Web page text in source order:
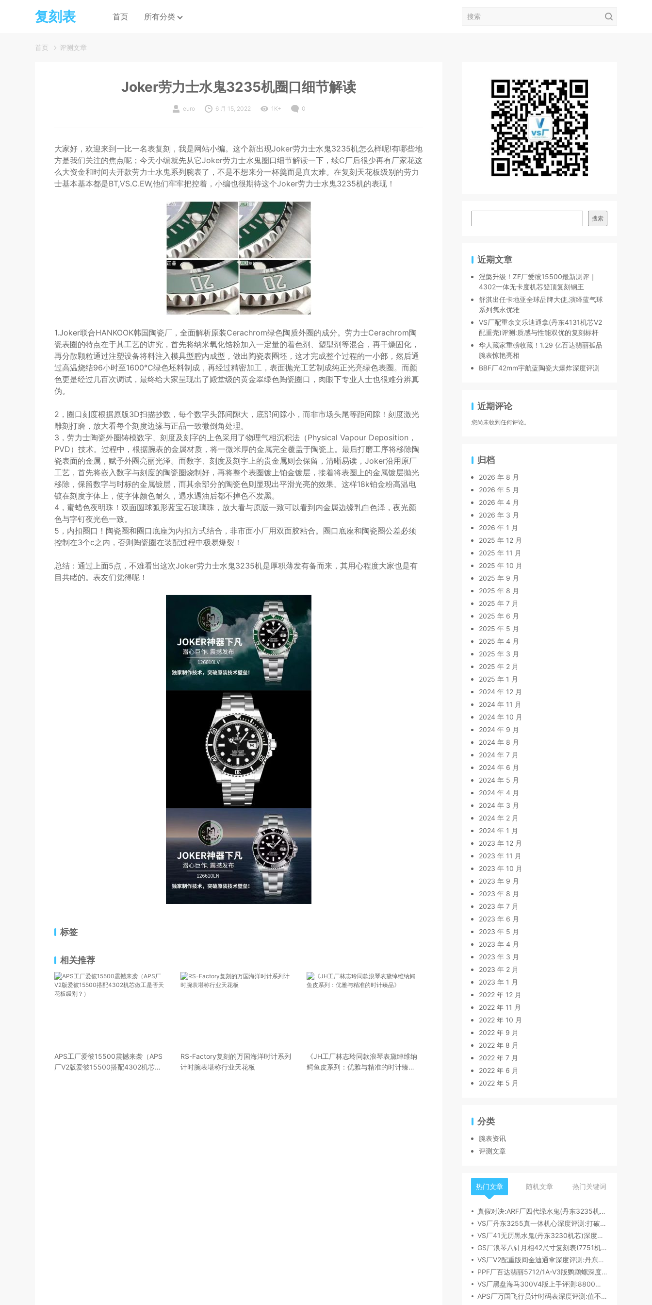
复刻表 首页 所有分类
首页 评测文章
Joker劳力士水鬼3235机圈口细节解读
euro 6 月 15, 2022 1K+ 0
大家好，欢迎来到一比一名表复刻，我是网站小编。这个新出现Joker劳力士水鬼3235机怎么样呢!有哪些地
方是我们关注的焦点呢；今天小编就先从它Joker劳力士水鬼圈口细节解读一下，续C厂后很少再有厂家花这
么大资金和时间去开款劳力士水鬼系列腕表了，不是不想来分一杯羹而是真太难。在复刻天花板级别的劳力
士基本基本都是BT,VS.C.EW,他们牢牢把控着，小编也很期待这个Joker劳力士水鬼3235机的表现！
1.Joker联合HANKOOK韩国陶瓷厂，全面解析原装Cerachrom绿色陶质外圈的成分。劳力士Cerachrom陶
瓷表圈的特点在于其工艺的讲究，首先将纳米氧化锆粉加入一定量的着色剂、塑型剂等混合，再干燥固化，
再分散颗粒通过注塑设备将料注入模具型腔内成型，做出陶瓷表圈坯，这才完成整个过程的一小部，然后通
过高温烧结96小时至1600℃绿色坯料制成，再经过精密加工，表面抛光工艺制成纯正光亮绿色表圈。而颜
色更是经过几百次调试，最终给大家呈现出了殿堂级的黄金翠绿色陶瓷圈口，肉眼下专业人士也很难分辨真
伪。
2，圈口刻度根据原版3D扫描抄数，每个数字头部间隙大，底部间隙小，而非市场头尾等距间隙！刻度激光
雕刻打磨，放大看每个刻度边缘与正品一致微倒角处理。
3，劳力士陶瓷外圈铸模数字、刻度及刻字的上色采用了物理气相沉积法（Physical Vapour Deposition，
PVD）技术。过程中，根据腕表的金属材质，将一微米厚的金属完全覆盖于陶瓷上。最后打磨工序将移除陶
瓷表面的金属，赋予外圈亮丽光泽。而数字、刻度及刻字上的贵金属则会保留，清晰易读，Joker沿用原厂
工艺，首先将嵌入数字与刻度的陶瓷圈烧制好，再将整个表圈镀上铂金镀层，接着将表圈上的金属镀层抛光
移除，保留数字与时标的金属镀层，而其余部分的陶瓷色则显现出平滑光亮的效果。这样18k铂金粉高温电
镀在刻度字体上，使字体颜色耐久，遇水遇油后都不掉色不发黑。
4，蜜蜡色夜明珠！双面圆球弧形蓝宝石玻璃珠，放大看与原版一致可以看到内金属边缘乳白色泽，夜光颜
色与字钉夜光色一致。
5，内扣圈口！陶瓷圈和圈口底座为内扣方式结合，非市面小厂用双面胶粘合。圈口底座和陶瓷圈公差必须
控制在3个c之内，否则陶瓷圈在装配过程中极易爆裂！
总结：通过上面5点，不难看出这次Joker劳力士水鬼3235机是厚积薄发有备而来，其用心程度大家也是有
目共睹的。表友们觉得呢！
标签
相关推荐
APS工厂爱彼15500震撼来袭（APS
厂V2版爱彼15500搭配4302机芯做
RS-Factory复刻的万国海洋时计系列
计时腕表堪称行业天花板
《JH工厂林志玲同款浪琴表黛绰维纳
鳄鱼皮系列：优雅与精准的时计臻
搜索
近期文章
涅槃升级！ZF厂爱彼15500最新测评｜
4302一体无卡度机芯登顶复刻钢王
舒淇出任卡地亚全球品牌大使,演绎蓝气球
系列隽永优雅
VS厂配重余文乐迪通拿(丹东4131机芯V2
配重壳)评测:质感与性能双优的复刻标杆
华人藏家重磅收藏！1.29 亿百达翡丽孤品
腕表惊艳亮相
BBF厂42mm宇航蓝陶瓷大爆炸深度评测
近期评论
您尚未收到任何评论。
归档
2026 年 8 月
2026 年 5 月
2026 年 4 月
2026 年 3 月
2026 年 1 月
2025 年 12 月
2025 年 11 月
2025 年 10 月
2025 年 9 月
2025 年 8 月
2025 年 7 月
2025 年 6 月
2025 年 5 月
2025 年 4 月
2025 年 3 月
2025 年 2 月
2025 年 1 月
2024 年 12 月
2024 年 11 月
2024 年 10 月
2024 年 9 月
2024 年 8 月
2024 年 7 月
2024 年 6 月
2024 年 5 月
2024 年 4 月
2024 年 3 月
2024 年 2 月
2024 年 1 月
2023 年 12 月
2023 年 11 月
2023 年 10 月
2023 年 9 月
2023 年 8 月
2023 年 7 月
2023 年 6 月
2023 年 5 月
2023 年 4 月
2023 年 3 月
2023 年 2 月
2023 年 1 月
2022 年 12 月
2022 年 11 月
2022 年 10 月
2022 年 9 月
2022 年 8 月
2022 年 7 月
2022 年 6 月
2022 年 5 月
分类
腕表资讯
评测文章
热门文章 随机文章 热门关键词
真假对决:ARF厂四代绿水鬼(丹东3235机芯)深度评测
VS厂丹东3255真一体机心深度评测:打破市场乱象,重塑复刻机芯新标杆​
VS厂41无历黑水鬼(丹东3230机芯)深度评测:性能与破绽全解析
GS厂浪琴八针月相42尺寸复刻表(7751机芯)细节全析
VS厂V2配重版间金迪通拿深度评测:丹东4131机芯加持下的165克精密之作​
PPF厂百达翡丽5712/1A-V3版鹦鹉螺深度评测:细节升级直击正品
VS厂黑盘海马300V4版上手评测:8800一体机芯加持,复刻天花板实至名归?
APS厂万国飞行员计时码表深度评测:值不值得入手？